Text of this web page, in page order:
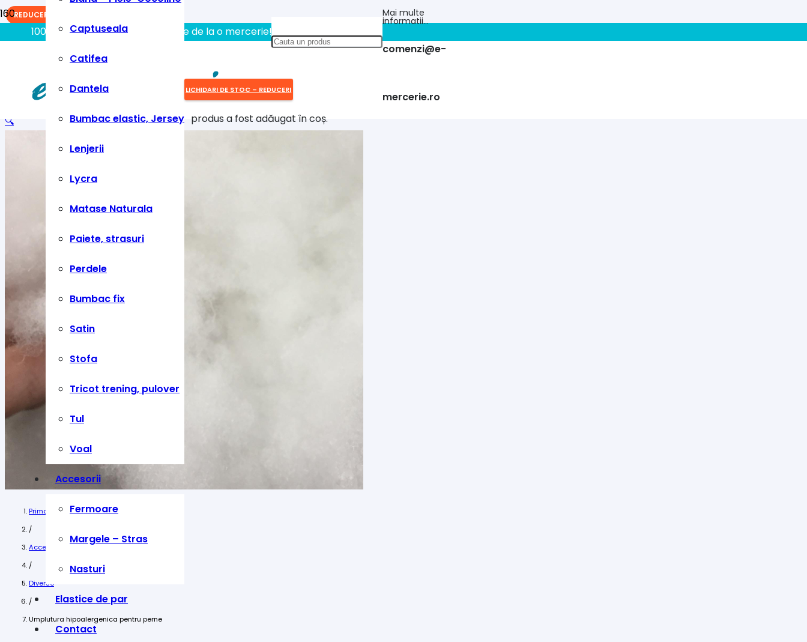
100% aici gasiti tot ce aveti nevoie de la o mercerie!!
Mai multe
informatii…
comenzi@e-
mercerie.ro
Captuseala
Catifea
Dantela
Bumbac elastic, Jersey
Lenjerii
Lycra
Matase Naturala
Paiete, strasuri
Perdele
Bumbac fix
Satin
Stofa
Tricot trening, pulover
Tul
Voal
Accesorii
Fermoare
Margele – Stras
Nasturi
Elastice de par
Contact
LICHIDARI DE STOC – REDUCERI
produsa fost adăugat în coș.
🔍
Prima pagină
/
Accesorii
/
Diverse
/
Umplutura hipoalergenica pentru perne
REDUCERI!